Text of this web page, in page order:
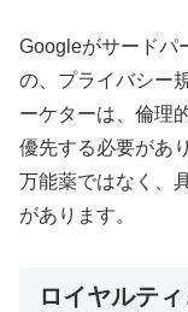
Googleがサードパ
の、プライバシー
ーケターは、倫理
優先する必要があ
万能薬ではなく、
があります。
ロイヤルテ